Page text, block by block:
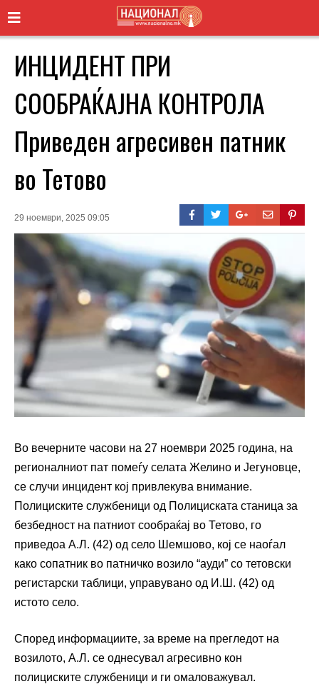
ИНЦИДЕНТ ПРИ
СООБРАЌАЈНА КОНТРОЛА
Приведен агресивен патник
во Тетово
29 ноември, 2025 09:05
Во вечерните часови на 27 ноември 2025 година, на
регионалниот пат помеѓу селата Желино и Јегуновце,
се случи инцидент кој привлекува внимание.
Полициските службеници од Полициската станица за
безбедност на патниот сообраќај во Тетово, го
приведоа А.Л. (42) од село Шемшово, кој се наоѓал
како сопатник во патничко возило “ауди” со тетовски
регистарски таблици, управувано од И.Ш. (42) од
истото село.
Според информациите, за време на прегледот на
возилото, А.Л. се однесувал агресивно кон
полициските службеници и ги омаловажувал.